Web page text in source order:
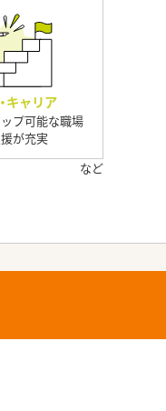
キャリア
プ可能な職場
が充実